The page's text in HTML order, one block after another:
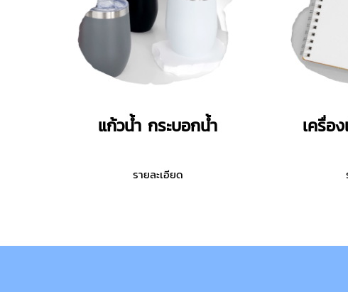
แก้วน้ำ กระบอกน้ำ
รายละเอียด
เครื่อ